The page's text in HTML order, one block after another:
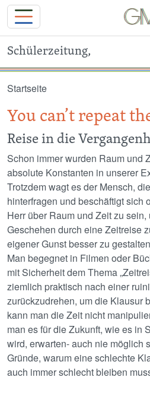
Schülerzeitung,
Startseite
You can’t repeat
Reise in die
Schon immer wurden Raum und
absolute Konstanten in unserer
Trotzdem wagt es der Mensch,
hinterfragen und beschäftigt sich
Herr über Raum und Zeit zu
Geschehen durch eine Zeitreise
eigener Gunst besser zu
Man begegnet in Filmen oder
mit Sicherheit dem Thema
ziemlich praktisch nach einer
zurückzudrehen, um die Klausur
kann man die Zeit nicht
man es für die Zukunft, wie es in
wird, erwarten- auch nie möglich
Gründe, warum eine schlechte
auch immer schlecht bleiben